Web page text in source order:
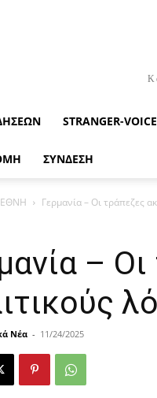
STRANGER-VOICE
ΣΥΝΔΕΣΗ
Γερμανία – Οι τράπεζες
–
Νέα - 11/24/2025